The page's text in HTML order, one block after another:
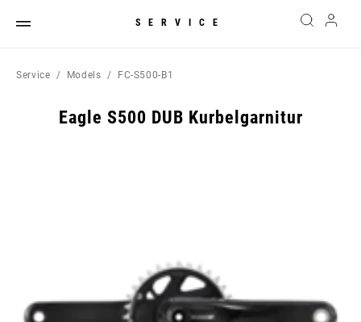
SERVICE
Service Models FC-S500-B1
Eagle S500 DUB Kurbelgarnitur